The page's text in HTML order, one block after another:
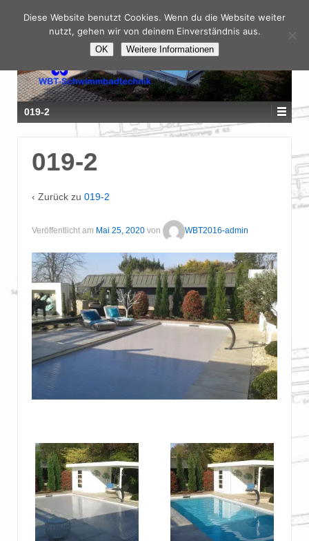
019-2
019-2
‹ Zurück zu 019-2
Veröffentlicht am Mai 25, 2020 von WBT2016-admin
Diese Website benutzt Cookies. Wenn du die Website weiter
nutzt, gehen wir von deinem Einverständnis aus.
OK Weitere Informationen